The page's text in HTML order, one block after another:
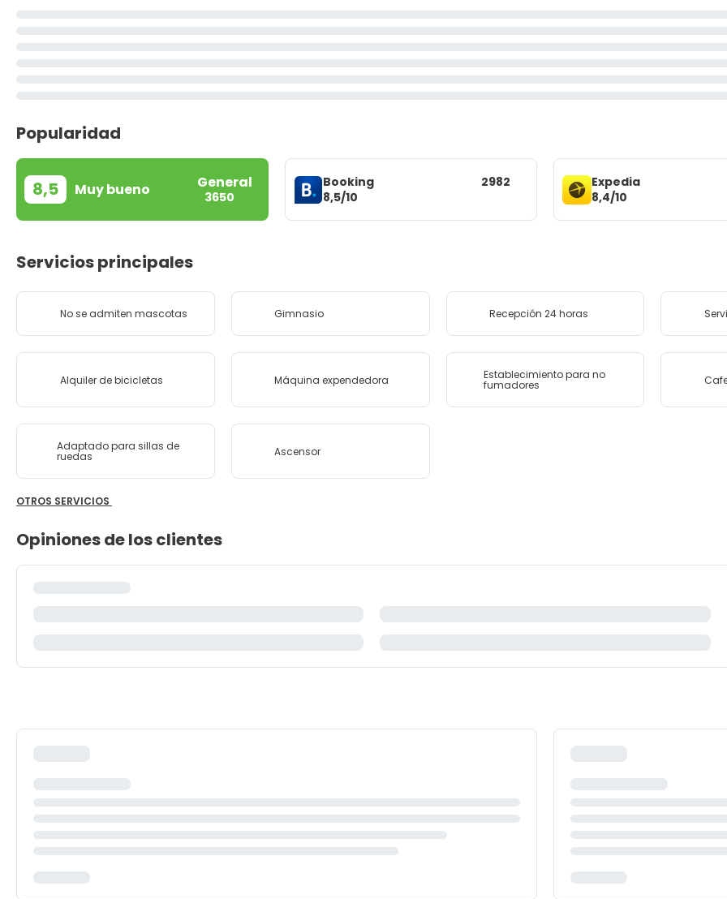
Popularidad
8,5 Muy bueno General
3650
Booking
8,5/10
2982
Expedia
8,4/10
Servicios principales
No se admiten mascotas Gimnasio Recepción 24 horas
Alquiler de bicicletas Máquina expendedora Establecimiento para no
fumadores
Adaptado para sillas de
ruedas Ascensor
OTROS SERVICIOS
Opiniones de los clientes